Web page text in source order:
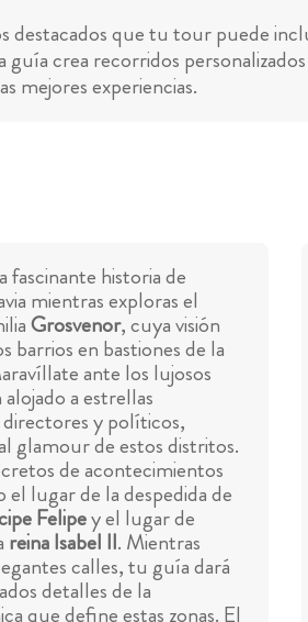
destacados que tu tour puede
crea recorridos
mejores experiencias.
fascinante historia de
mientras exploras el
Grosvenor, cuya visión
barrios en bastiones de la
ante los lujosos
a estrellas
y políticos,
glamour de estos distritos.
de acontecimientos
lugar de la despedida de
Felipey el lugar de
reina Isabel II. Mientras
calles, tu guía dará
detalles de la
que define estas zonas. El